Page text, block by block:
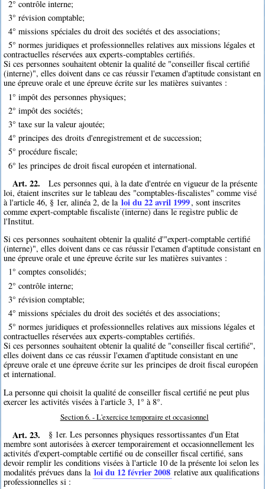
2° contrôle interne;
3° révision comptable;
4° missions spéciales du droit des sociétés et des associations;
5° normes juridiques et professionnelles relatives aux missions légales et
contractuelles réservées aux experts-comptables certifiés.
Si ces personnes souhaitent obtenir la qualité de "conseiller fiscal certifié
(interne)", elles doivent dans ce cas réussir l'examen d'aptitude consistant en
une épreuve orale et une épreuve écrite sur les matières suivantes :
1° impôt des personnes physiques;
2° impôt des sociétés;
3° taxe sur la valeur ajoutée;
4° principes des droits d'enregistrement et de succession;
5° procédure fiscale;
6° les principes de droit fiscal européen et international.
Art. 22.
Les personnes qui, à la date d'entrée en vigueur de la présente
loi, étaient inscrites sur le tableau des "comptables-fiscalistes" comme visé
à l'article 46, § 1er, alinéa 2, de la loi du 22 avril 1999, sont inscrites
comme expert-comptable fiscaliste (interne) dans le registre public de
l'Institut.
Si ces personnes souhaitent obtenir la qualité d'"expert-comptable certifié
(interne)", elles doivent dans ce cas réussir l'examen d'aptitude consistant en
une épreuve orale et une épreuve écrite sur les matières suivantes :
1° comptes consolidés;
2° contrôle interne;
3° révision comptable;
4° missions spéciales du droit des sociétés et des associations;
5° normes juridiques et professionnelles relatives aux missions légales et
contractuelles réservées aux experts-comptables certifiés.
Si ces personnes souhaitent obtenir la qualité de "conseiller fiscal certifié",
elles doivent dans ce cas réussir l'examen d'aptitude consistant en une
épreuve orale et une épreuve écrite sur les principes de droit fiscal européen
et international.
La personne qui choisit la qualité de conseiller fiscal certifié ne peut plus
exercer les activités visées à l'article 3, 1° à 8°.
Section 6. - L'exercice temporaire et occasionnel
Art. 23.
§ 1er. Les personnes physiques ressortissantes d'un Etat
membre sont autorisées à exercer temporairement et occasionnellement les
activités d'expert-comptable certifié ou de conseiller fiscal certifié, sans
devoir remplir les conditions visées à l'article 10 de la présente loi selon les
modalités prévues dans la loi du 12 février 2008 relative aux qualifications
professionnelles si :